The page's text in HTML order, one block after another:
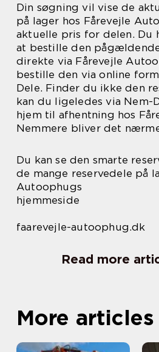
Din søgning vil vise de
på lager hos Fårevejle
aktuelle pris for delen. Du
at bestille den
direkte via Fårevejle
bestille den via online
Dele. Finder du ikke den
kan du ligeledes via Nem-
hjem til afhentning hos
Nemmere bliver det
Du kan se den smarte
de mange reservedele på
Autoophugs
hjemmeside
faarevejle-autoophug.dk
Read more
More articles